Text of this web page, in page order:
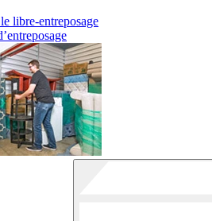
libre-entreposage